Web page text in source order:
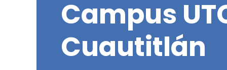
Campus
Cuautitlán